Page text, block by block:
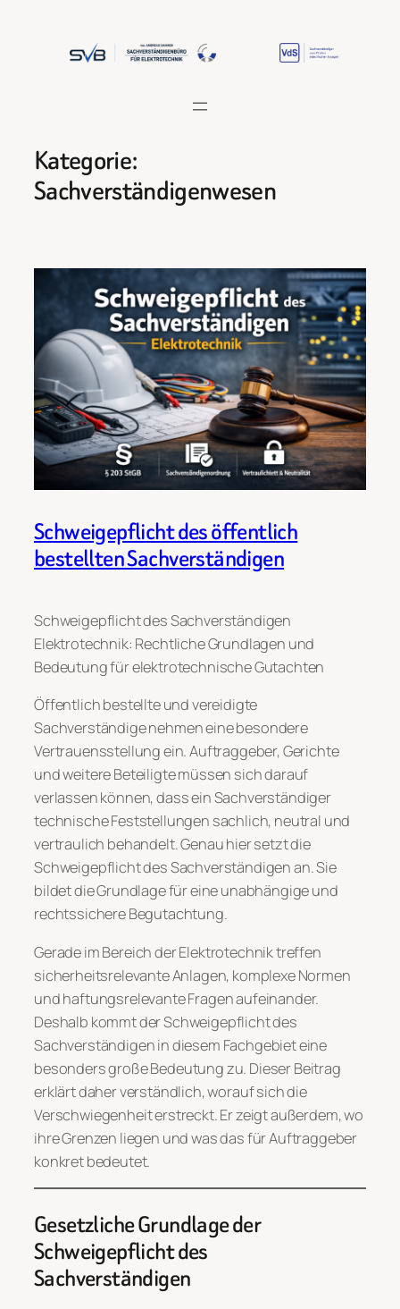
Kategorie:
Sachverständigenwesen
Schweigepflicht des öffentlich
bestellten Sachverständigen
Schweigepflicht des Sachverständigen
Elektrotechnik: Rechtliche Grundlagen und
Bedeutung für elektrotechnische Gutachten
Öffentlich bestellte und vereidigte
Sachverständige nehmen eine besondere
Vertrauensstellung ein. Auftraggeber, Gerichte
und weitere Beteiligte müssen sich darauf
verlassen können, dass ein Sachverständiger
technische Feststellungen sachlich, neutral und
vertraulich behandelt. Genau hier setzt die
Schweigepflicht des Sachverständigen an. Sie
bildet die Grundlage für eine unabhängige und
rechtssichere Begutachtung.
Gerade im Bereich der Elektrotechnik treffen
sicherheitsrelevante Anlagen, komplexe Normen
und haftungsrelevante Fragen aufeinander.
Deshalb kommt der Schweigepflicht des
Sachverständigen in diesem Fachgebiet eine
besonders große Bedeutung zu. Dieser Beitrag
erklärt daher verständlich, worauf sich die
Verschwiegenheit erstreckt. Er zeigt außerdem, wo
ihre Grenzen liegen und was das für Auftraggeber
konkret bedeutet.
Gesetzliche Grundlage der
Schweigepflicht des
Sachverständigen